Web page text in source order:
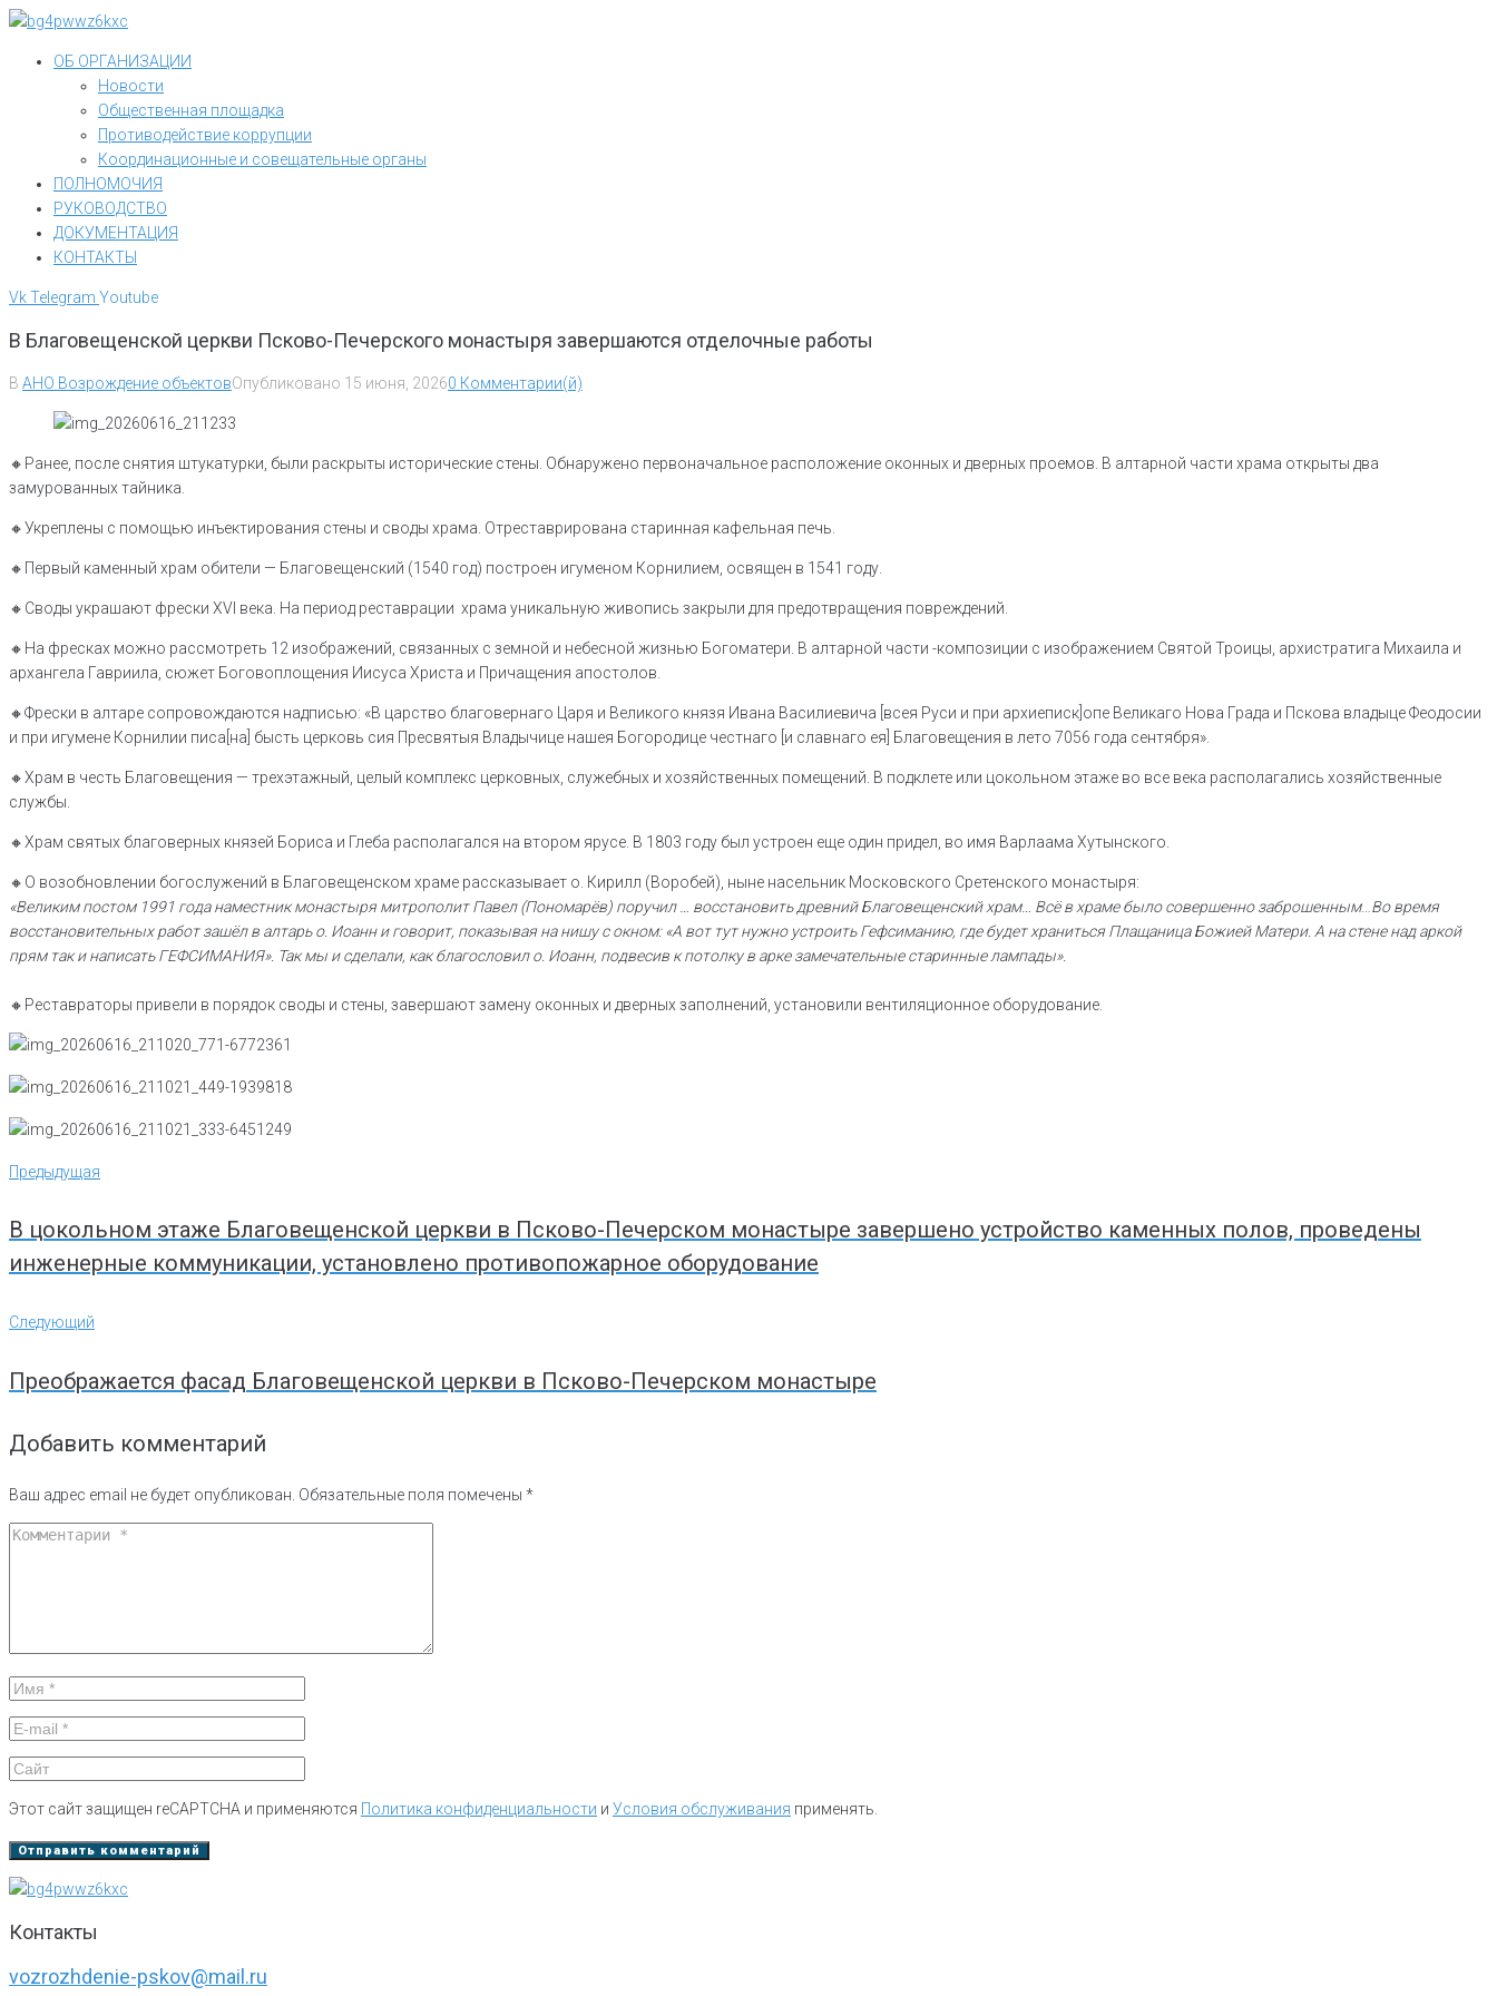
Перейти
контентуОБ ОРГАНИЗАЦИИ
Новости
Общественная площадка
Противодействие коррупции
Координационные и совещательные органы
ПОЛНОМОЧИЯ
РУКОВОДСТВО
ДОКУМЕНТАЦИЯ
КОНТАКТЫ
VkTelegram Youtube
В Благовещенской церкви Псково-Печерского монастыря завершаются отделочные работы
В АНО Возрождение объектовОпубликовано 15 июня, 20260 Комментарии(й)
🔸Ранее, после снятия штукатурки, были раскрыты исторические стены. Обнаружено первоначальное расположение оконных и дверных проемов. В алтарной части храма открыты два
замурованных тайника.
🔸Укреплены с помощью инъектирования стены и своды храма. Отреставрирована старинная кафельная печь.
🔸Первый каменный храм обители — Благовещенский (1540 год) построен игуменом Корнилием, освящен в 1541 году.
🔸Своды украшают фрески XVI века. На период реставрации храма уникальную живопись закрыли для предотвращения повреждений.
🔸На фресках можно рассмотреть 12 изображений, связанных с земной и небесной жизнью Богоматери. В алтарной части -композиции с изображением Святой Троицы, архистратига Михаила и
архангела Гавриила, сюжет Боговоплощения Иисуса Христа и Причащения апостолов.
🔸Фрески в алтаре сопровождаются надписью: «В царство благовернаго Царя и Великого князя Ивана Василиевича [всея Руси и при архиеписк]опе Великаго Нова Града и Пскова владыце Феодосии
и при игумене Корнилии писа[на] бысть церковь сия Пресвятыя Владычице нашея Богородице честнаго [и славнаго ея] Благовещения в лето 7056 года сентября».
🔸Храм в честь Благовещения — трехэтажный, целый комплекс церковных, служебных и хозяйственных помещений. В подклете или цокольном этаже во все века располагались хозяйственные
службы.
🔸Храм святых благоверных князей Бориса и Глеба располагался на втором ярусе. В 1803 году был устроен еще один придел, во имя Варлаама Хутынского.
🔸О возобновлении богослужений в Благовещенском храме рассказывает о. Кирилл (Воробей), ныне насельник Московского Сретенского монастыря:
«Великим постом 1991 года наместник монастыря митрополит Павел (Пономарёв) поручил … восстановить древний Благовещенский храм… Всё в храме было совершенно заброшенным… Во время
восстановительных работ зашёл в алтарь о. Иоанн и говорит, показывая на нишу с окном: «А вот тут нужно устроить Гефсиманию, где будет храниться Плащаница Божией Матери. А на стене над аркой
прям так и написать ГЕФСИМАНИЯ». Так мы и сделали, как благословил о. Иоанн, подвесив к потолку в арке замечательные старинные лампады».
🔸Реставраторы привели в порядок своды и стены, завершают замену оконных и дверных заполнений, установили вентиляционное оборудование.
Навигация
записям
Предыдущая
Предыдущая
В цокольном этаже Благовещенской церкви в Псково-Печерском монастыре завершено устройство каменных полов, проведены
инженерные коммуникации, установлено противопожарное оборудование
Следующий
Следующий
Преображается фасад Благовещенской церкви в Псково-Печерском монастыре
Добавить комментарий
Ваш адрес email не будет опубликован. Обязательные поля помечены *
Этот сайт защищен reCAPTCHA и применяются Политика конфиденциальности и Условия обслуживания применять.
Контакты
vozrozhdenie-pskov@mail.ru